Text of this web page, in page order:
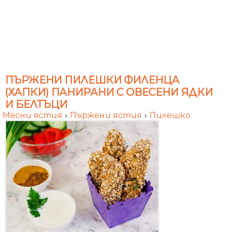
ПЪРЖЕНИ ПИЛЕШКИ ФИЛЕНЦА
(ХАПКИ) ПАНИРАНИ С ОВЕСЕНИ ЯДКИ
И БЕЛТЪЦИ
Месни ястия › Пържени ястия › Пилешко